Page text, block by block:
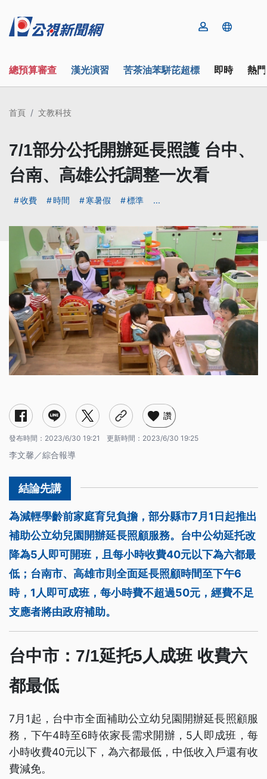
總預算審查 漢光演習 苦茶油苯駢芘超標 即時 熱
首頁 文教科技
7/1部分公托開辦延長照護 台中、
台南、高雄公托調整一次看
收費 時間 寒暑假 標準 ...
台中市：7/1延托5人成班 收費六都最低
台南市：7/1起1人成班 每小時收費不超過50元
高雄市：7/1起1人成班 每小時收費不超過50元
讚
發布時間： 2023/6/30 19:21 更新時間： 2023/6/30 19:25
李文馨／綜合報導
為減輕學齡前家庭育兒負擔，部分縣市7月1日起推出
補助公立幼兒園開辦延長照顧服務。台中公幼延托改
降為5人即可開班，且每小時收費40元以下為六都最
低；台南市、高雄市則全面延長照顧時間至下午6
時，1人即可成班，每小時費不超過50元，經費不足
支應者將由政府補助。
台中市：7/1延托5人成班 收費六
都最低
7月1起，台中市全面補助公立幼兒園開辦延長照顧服
務，下午4時至6時依家長需求開辦，5人即成班，每
小時收費40元以下，為六都最低，中低收入戶還有收
費減免。